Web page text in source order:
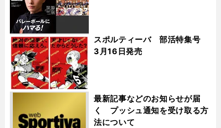
スポルティーバ 部活特集号
3月16日発売
最新記事などのお知らせが届
く プッシュ通知を受け取る方
法について